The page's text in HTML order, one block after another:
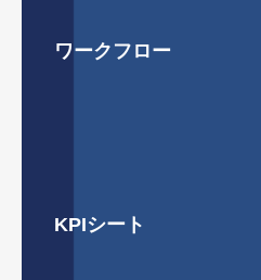
ワークフロー
KPIシート